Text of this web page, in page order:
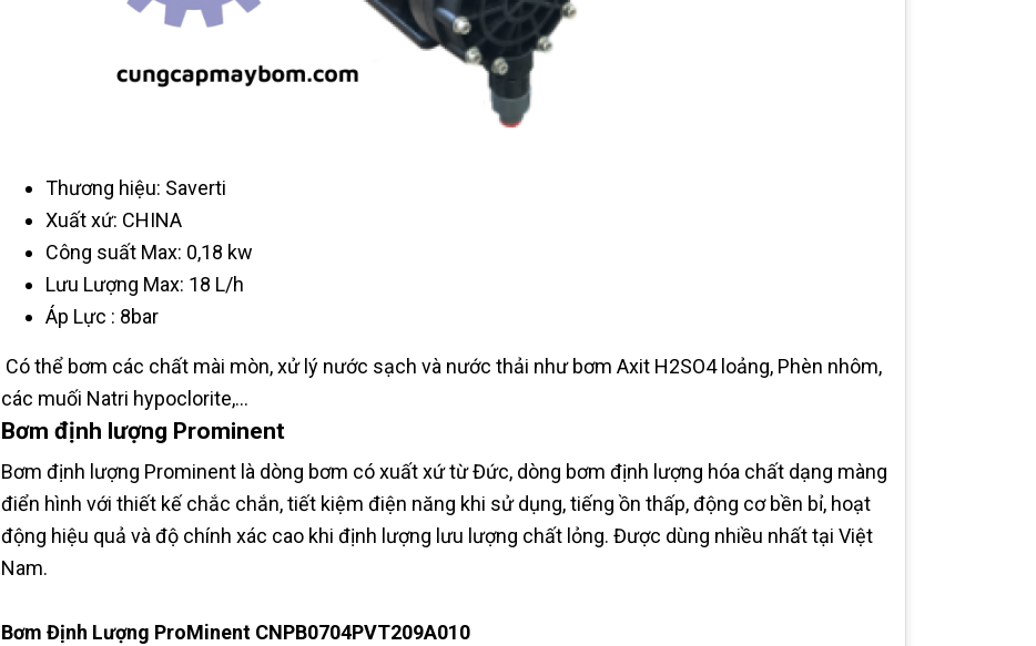
Thương hiệu: Saverti
Xuất xứ: CHINA
Công suất Max: 0,18 kw
Lưu Lượng Max: 18 L/h
Áp Lực : 8bar
Có thể bơm các chất mài mòn, xử lý nước sạch và nước thải như bơm Axit H2SO4 loảng, Phèn nhôm,
các muối Natri hypoclorite,...
Bơm định lượng Prominent
Bơm định lượng Prominent là dòng bơm có xuất xứ từ Đức, dòng bơm định lượng hóa chất dạng màng
điển hình với thiết kế chắc chắn, tiết kiệm điện năng khi sử dụng, tiếng ồn thấp, động cơ bền bỉ, hoạt
động hiệu quả và độ chính xác cao khi định lượng lưu lượng chất lỏng. Được dùng nhiều nhất tại Việt
Nam.
Bơm Định Lượng ProMinent CNPB0704PVT209A010